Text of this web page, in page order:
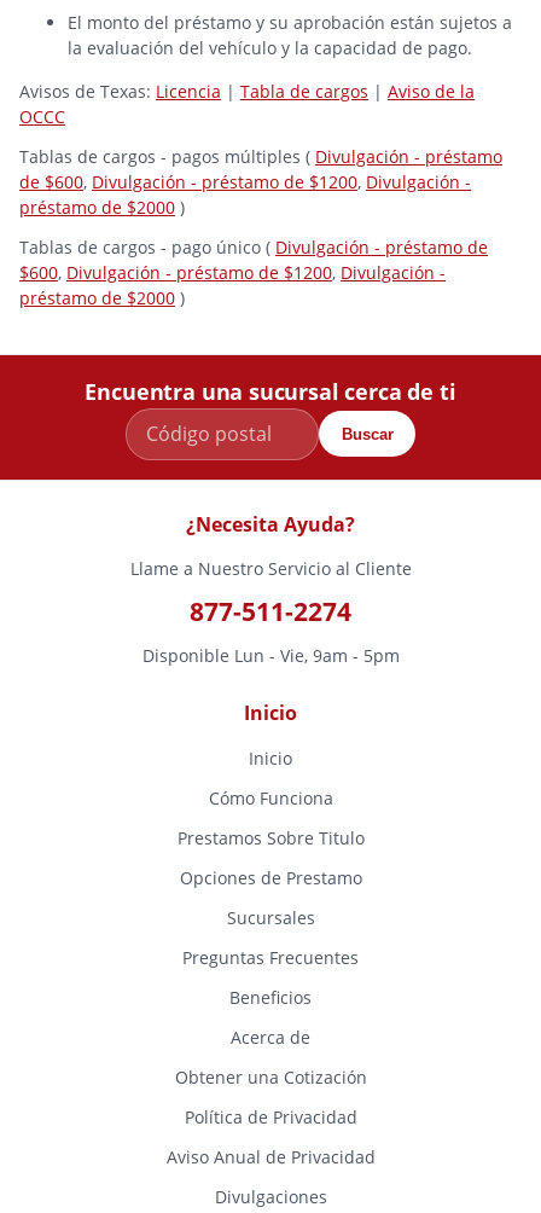
El monto del préstamo y su aprobación están sujetos a
la evaluación del vehículo y la capacidad de pago.
Avisos de Texas: Licencia | Tabla de cargos | Aviso de la
OCCC
Tablas de cargos - pagos múltiples ( Divulgación - préstamo
de $600, Divulgación - préstamo de $1200, Divulgación -
préstamo de $2000 )
Tablas de cargos - pago único ( Divulgación - préstamo de
$600, Divulgación - préstamo de $1200, Divulgación -
préstamo de $2000 )
Encuentra una sucursal cerca de ti
Buscar
¿Necesita Ayuda?
Llame a Nuestro Servicio al Cliente
877-511-2274
Disponible Lun - Vie, 9am - 5pm
Inicio
Inicio
Cómo Funciona
Prestamos Sobre Titulo
Opciones de Prestamo
Sucursales
Preguntas Frecuentes
Beneficios
Acerca de
Obtener una Cotización
Política de Privacidad
Aviso Anual de Privacidad
Divulgaciones